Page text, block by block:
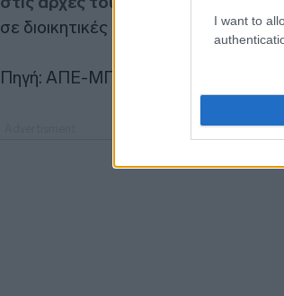
I want to
σε διοικητικές θέσεις, σύμφωνα με
Πηγή: ΑΠΕ-ΜΠΕ